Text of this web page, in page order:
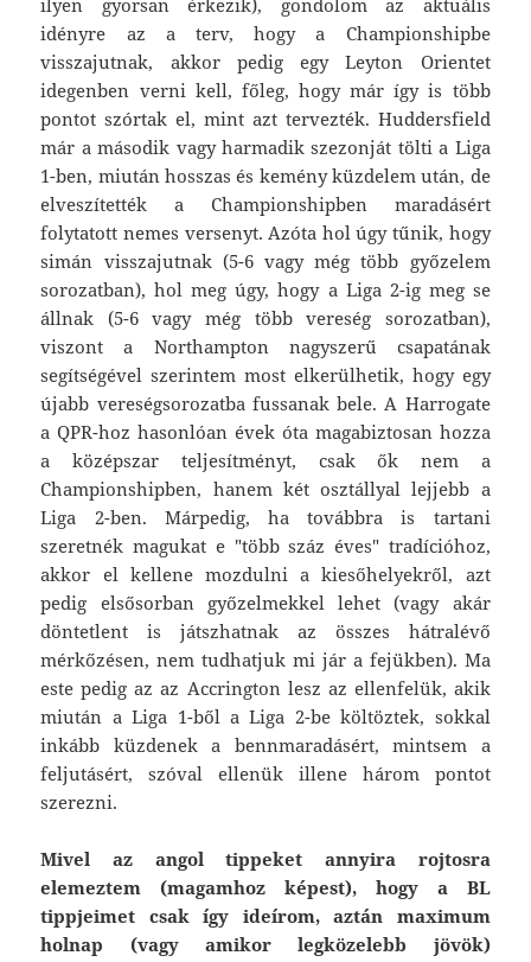
ilyen gyorsan érkezik), gondolom az aktuális
idényre az a terv, hogy a Championshipbe
visszajutnak, akkor pedig egy Leyton Orientet
idegenben verni kell, főleg, hogy már így is több
pontot szórtak el, mint azt tervezték. Huddersfield
már a második vagy harmadik szezonját tölti a Liga
1-ben, miután hosszas és kemény küzdelem után, de
elveszítették a Championshipben maradásért
folytatott nemes versenyt. Azóta hol úgy tűnik, hogy
simán visszajutnak (5-6 vagy még több győzelem
sorozatban), hol meg úgy, hogy a Liga 2-ig meg se
állnak (5-6 vagy még több vereség sorozatban),
viszont a Northampton nagyszerű csapatának
segítségével szerintem most elkerülhetik, hogy egy
újabb vereségsorozatba fussanak bele. A Harrogate
a QPR-hoz hasonlóan évek óta magabiztosan hozza
a középszar teljesítményt, csak ők nem a
Championshipben, hanem két osztállyal lejjebb a
Liga 2-ben. Márpedig, ha továbbra is tartani
szeretnék magukat e "több száz éves" tradícióhoz,
akkor el kellene mozdulni a kiesőhelyekről, azt
pedig elsősorban győzelmekkel lehet (vagy akár
döntetlent is játszhatnak az összes hátralévő
mérkőzésen, nem tudhatjuk mi jár a fejükben). Ma
este pedig az az Accrington lesz az ellenfelük, akik
miután a Liga 1-ből a Liga 2-be költöztek, sokkal
inkább küzdenek a bennmaradásért, mintsem a
feljutásért, szóval ellenük illene három pontot
szerezni.
Mivel az angol tippeket annyira rojtosra
elemeztem (magamhoz képest), hogy a BL
tippjeimet csak így ideírom, aztán maximum
holnap (vagy amikor legközelebb jövök)